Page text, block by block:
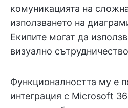
комуникацията на
използването на
Екипите могат да
визуално
Функционалността му е
интеграция с Microsoft